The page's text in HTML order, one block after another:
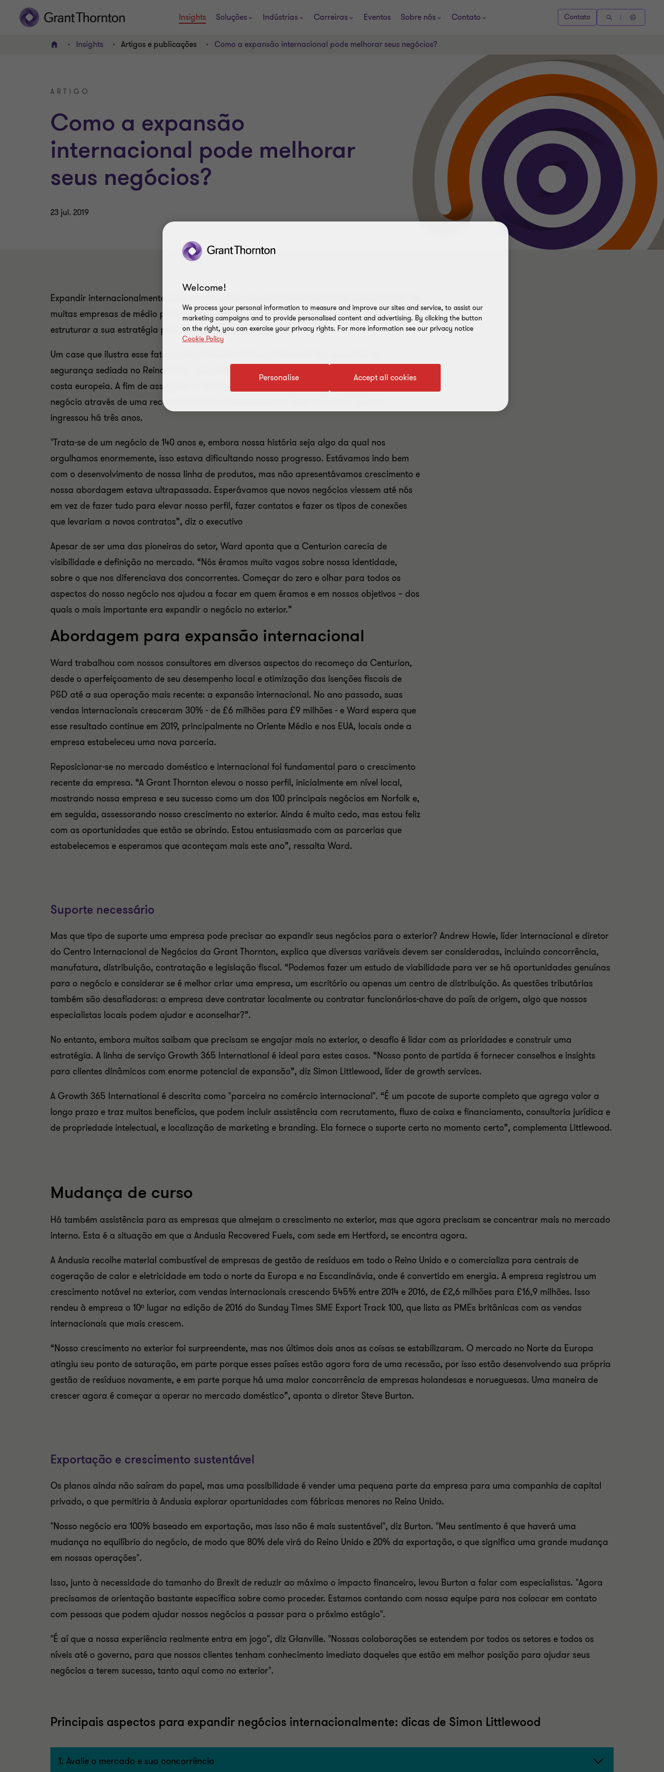
Insights Soluções Indústrias Carreiras Eventos Sobre nós Contato Contato
HOME Insights Artigos e publicações Como a expansão internacional pode melhorar seus negócios?
ARTIGO
Como a expansão
internacional pode melhorar
seus negócios?
23 jul. 2019
Expandir internacionalmente pode desempenhar um papel fundamental na prosperidade de
muitas empresas de médio porte. Esse processo é desafiador e cada empresa deve
estruturar a sua estratégia para ser bem-sucedida no exterior.
Um case que ilustra esse fato é o da Centurion Safety, fabricante de capacetes de
segurança sediada no Reino Unido, que pretende expandir sua atuação para bem além da
costa europeia. A fim de assegurar o futuro da companhia, o CEO Jeff Ward liderou o
negócio através de uma recaracterização e reestruturação total da marca quando
ingressou há três anos.
"Trata-se de um negócio de 140 anos e, embora nossa história seja algo da qual nos
orgulhamos enormemente, isso estava dificultando nosso progresso. Estávamos indo bem
com o desenvolvimento de nossa linha de produtos, mas não apresentávamos crescimento e
nossa abordagem estava ultrapassada. Esperávamos que novos negócios viessem até nós
em vez de fazer tudo para elevar nosso perfil, fazer contatos e fazer os tipos de conexões
que levariam a novos contratos”, diz o executivo
Apesar de ser uma das pioneiras do setor, Ward aponta que a Centurion carecia de
visibilidade e definição no mercado. “Nós éramos muito vagos sobre nossa identidade,
sobre o que nos diferenciava dos concorrentes. Começar do zero e olhar para todos os
aspectos do nosso negócio nos ajudou a focar em quem éramos e em nossos objetivos – dos
quais o mais importante era expandir o negócio no exterior.”
Abordagem para expansão internacional
Ward trabalhou com nossos consultores em diversos aspectos do recomeço da Centurion,
desde o aperfeiçoamento de seu desempenho local e otimização das isenções fiscais de
P&D até a sua operação mais recente: a expansão internacional. No ano passado, suas
vendas internacionais cresceram 30% - de £6 milhões para £9 milhões - e Ward espera que
esse resultado continue em 2019, principalmente no Oriente Médio e nos EUA, locais onde a
empresa estabeleceu uma nova parceria.
Reposicionar-se no mercado doméstico e internacional foi fundamental para o crescimento
recente da empresa. “A Grant Thornton elevou o nosso perfil, inicialmente em nível local,
mostrando nossa empresa e seu sucesso como um dos 100 principais negócios em Norfolk e,
em seguida, assessorando nosso crescimento no exterior. Ainda é muito cedo, mas estou feliz
com as oportunidades que estão se abrindo. Estou entusiasmado com as parcerias que
estabelecemos e esperamos que aconteçam mais este ano”, ressalta Ward.
Suporte necessário
Mas que tipo de suporte uma empresa pode precisar ao expandir seus negócios para o exterior? Andrew Howie, líder internacional e diretor
do Centro Internacional de Negócios da Grant Thornton, explica que diversas variáveis devem ser consideradas, incluindo concorrência,
manufatura, distribuição, contratação e legislação fiscal. “Podemos fazer um estudo de viabilidade para ver se há oportunidades genuínas
para o negócio e considerar se é melhor criar uma empresa, um escritório ou apenas um centro de distribuição. As questões tributárias
também são desafiadoras: a empresa deve contratar localmente ou contratar funcionários-chave do país de origem, algo que nossos
especialistas locais podem ajudar e aconselhar?”.
No entanto, embora muitos saibam que precisam se engajar mais no exterior, o desafio é lidar com as prioridades e construir uma
estratégia. A linha de serviço Growth 365 International é ideal para estes casos. “Nosso ponto de partida é fornecer conselhos e insights
para clientes dinâmicos com enorme potencial de expansão”, diz Simon Littlewood, líder de growth services.
A Growth 365 International é descrita como "parceira no comércio internacional". “É um pacote de suporte completo que agrega valor a
longo prazo e traz muitos benefícios, que podem incluir assistência com recrutamento, fluxo de caixa e financiamento, consultoria jurídica e
de propriedade intelectual, e localização de marketing e branding. Ela fornece o suporte certo no momento certo”, complementa Littlewood.
Mudança de curso
Há também assistência para as empresas que almejam o crescimento no exterior, mas que agora precisam se concentrar mais no mercado
interno. Esta é a situação em que a Andusia Recovered Fuels, com sede em Hertford, se encontra agora.
A Andusia recolhe material combustível de empresas de gestão de resíduos em todo o Reino Unido e o comercializa para centrais de
cogeração de calor e eletricidade em todo o norte da Europa e na Escandinávia, onde é convertido em energia. A empresa registrou um
crescimento notável no exterior, com vendas internacionais crescendo 545% entre 2014 e 2016, de £2,6 milhões para £16,9 milhões. Isso
rendeu à empresa o 10º lugar na edição de 2016 do Sunday Times SME Export Track 100, que lista as PMEs britânicas com as vendas
internacionais que mais crescem.
“Nosso crescimento no exterior foi surpreendente, mas nos últimos dois anos as coisas se estabilizaram. O mercado no Norte da Europa
atingiu seu ponto de saturação, em parte porque esses países estão agora fora de uma recessão, por isso estão desenvolvendo sua própria
gestão de resíduos novamente, e em parte porque há uma maior concorrência de empresas holandesas e norueguesas. Uma maneira de
crescer agora é começar a operar no mercado doméstico”, aponta o diretor Steve Burton.
Exportação e crescimento sustentável
Os planos ainda não saíram do papel, mas uma possibilidade é vender uma pequena parte da empresa para uma companhia de capital
privado, o que permitiria à Andusia explorar oportunidades com fábricas menores no Reino Unido.
"Nosso negócio era 100% baseado em exportação, mas isso não é mais sustentável", diz Burton. "Meu sentimento é que haverá uma
mudança no equilíbrio do negócio, de modo que 80% dele virá do Reino Unido e 20% da exportação, o que significa uma grande mudança
em nossas operações".
Isso, junto à necessidade do tamanho do Brexit de reduzir ao máximo o impacto financeiro, levou Burton a falar com especialistas. "Agora
precisamos de orientação bastante específica sobre como proceder. Estamos contando com nossa equipe para nos colocar em contato
com pessoas que podem ajudar nossos negócios a passar para o próximo estágio".
"É aí que a nossa experiência realmente entra em jogo", diz Glanville. "Nossas colaborações se estendem por todos os setores e todos os
níveis até o governo, para que nossos clientes tenham conhecimento imediato daqueles que estão em melhor posição para ajudar seus
negócios a terem sucesso, tanto aqui como no exterior".
Principais aspectos para expandir negócios internacionalmente: dicas de Simon Littlewood
1. Avalie o mercado e sua concorrência
Welcome!
We process your personal information to measure and improve our sites and service, to assist our
marketing campaigns and to provide personalised content and advertising. By clicking the button
on the right, you can exercise your privacy rights. For more information see our privacy notice
Cookie Policy
Accept all cookies
Personalise